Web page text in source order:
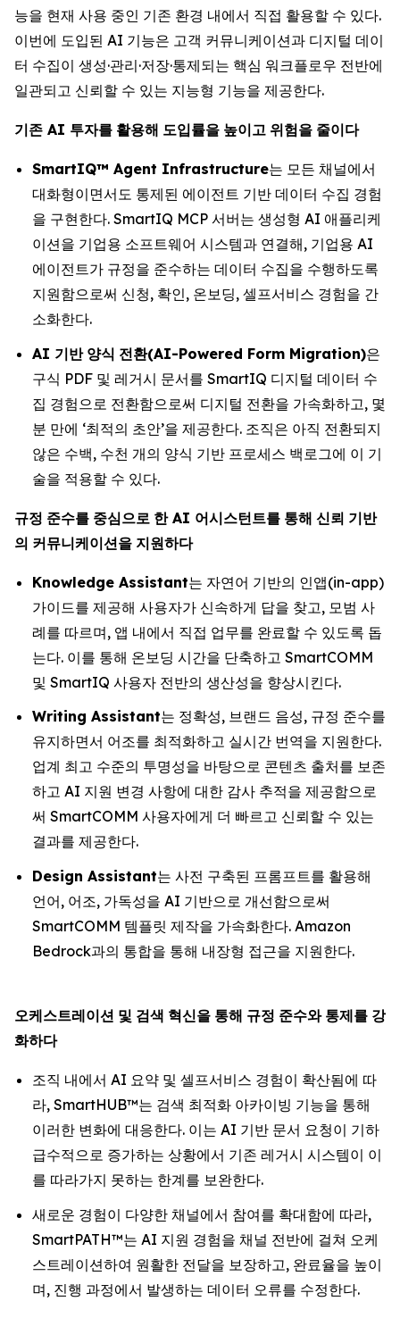
능을 현재 사용 중인 기존 환경 내에서 직접 활용할 수 있다.
이번에 도입된 AI 기능은 고객 커뮤니케이션과 디지털 데이
터 수집이 생성·관리·저장·통제되는 핵심 워크플로우 전반에
일관되고 신뢰할 수 있는 지능형 기능을 제공한다.
기존 AI 투자를 활용해 도입률을 높이고 위험을 줄이다
SmartIQ™ Agent Infrastructure는 모든 채널에서
대화형이면서도 통제된 에이전트 기반 데이터 수집 경험
을 구현한다. SmartIQ MCP 서버는 생성형 AI 애플리케
이션을 기업용 소프트웨어 시스템과 연결해, 기업용 AI
에이전트가 규정을 준수하는 데이터 수집을 수행하도록
지원함으로써 신청, 확인, 온보딩, 셀프서비스 경험을 간
소화한다.
AI 기반 양식 전환(AI-Powered Form Migration)은
구식 PDF 및 레거시 문서를 SmartIQ 디지털 데이터 수
집 경험으로 전환함으로써 디지털 전환을 가속화하고, 몇
분 만에 ‘최적의 초안’을 제공한다. 조직은 아직 전환되지
않은 수백, 수천 개의 양식 기반 프로세스 백로그에 이 기
술을 적용할 수 있다.
규정 준수를 중심으로 한AI 어시스턴트를 통해 신뢰 기반
의 커뮤니케이션을 지원하다
Knowledge Assistant는 자연어 기반의 인앱(in-app)
가이드를 제공해 사용자가 신속하게 답을 찾고, 모범 사
례를 따르며, 앱 내에서 직접 업무를 완료할 수 있도록 돕
는다. 이를 통해 온보딩 시간을 단축하고 SmartCOMM
및 SmartIQ 사용자 전반의 생산성을 향상시킨다.
Writing Assistant는 정확성, 브랜드 음성, 규정 준수를
유지하면서 어조를 최적화하고 실시간 번역을 지원한다.
업계 최고 수준의 투명성을 바탕으로 콘텐츠 출처를 보존
하고 AI 지원 변경 사항에 대한 감사 추적을 제공함으로
써 SmartCOMM 사용자에게 더 빠르고 신뢰할 수 있는
결과를 제공한다.
Design Assistant는 사전 구축된 프롬프트를 활용해
언어, 어조, 가독성을 AI 기반으로 개선함으로써
SmartCOMM 템플릿 제작을 가속화한다. Amazon
Bedrock과의 통합을 통해 내장형 접근을 지원한다.
오케스트레이션 및 검색 혁신을 통해 규정 준수와 통제를 강
화하다
조직 내에서 AI 요약 및 셀프서비스 경험이 확산됨에 따
라, SmartHUB™는 검색 최적화 아카이빙 기능을 통해
이러한 변화에 대응한다. 이는 AI 기반 문서 요청이 기하
급수적으로 증가하는 상황에서 기존 레거시 시스템이 이
를 따라가지 못하는 한계를 보완한다.
새로운 경험이 다양한 채널에서 참여를 확대함에 따라,
SmartPATH™는 AI 지원 경험을 채널 전반에 걸쳐 오케
스트레이션하여 원활한 전달을 보장하고, 완료율을 높이
며, 진행 과정에서 발생하는 데이터 오류를 수정한다.